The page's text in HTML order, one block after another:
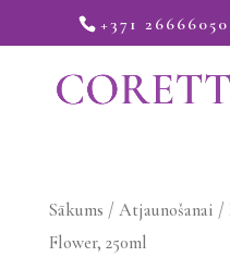
+371 26666050
Sākums / Atjaunošanai /
Flower, 250ml